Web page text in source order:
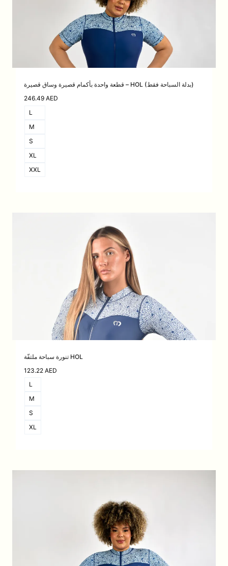
قطعة واحدة بأكمام قصيرة وساق قصيرة – HOL (بدلة السباحة فقط)
246.49 AED
L
M
S
XL
XXL
تنورة سباحة ملتفّة HOL
123.22 AED
L
M
S
XL